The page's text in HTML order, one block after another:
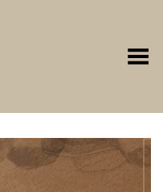
Toggle Menu